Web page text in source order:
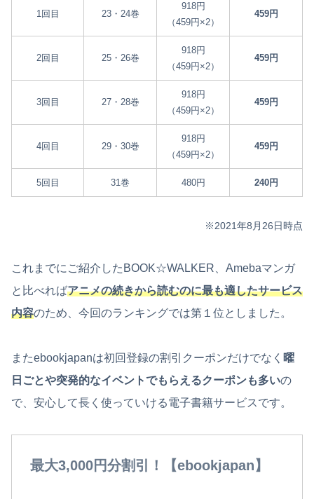
1回目 23・24巻
918円
（459円×2）
459円
2回目 25・26巻
918円
（459円×2）
459円
3回目 27・28巻
918円
（459円×2）
459円
4回目 29・30巻
918円
（459円×2）
459円
5回目 31巻 480円 240円
※2021年8月26日時点
これまでにご紹介したBOOK☆WALKER、Amebaマンガ
と比べればアニメの続きから読むのに最も適したサービス
内容のため、今回のランキングでは第１位としました。
またebookjapanは初回登録の割引クーポンだけでなく 曜
日ごとや突発的なイベントでもらえるクーポンも多いの
で、安心して長く使っていける電子書籍サービスです。
最大3,000円分割引！【ebookjapan】